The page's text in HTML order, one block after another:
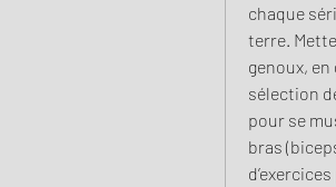
chaque
terre.
genoux,
sélection
pour se
bras